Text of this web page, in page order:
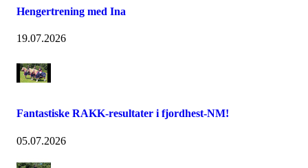
Hengertrening med Ina
19.07.2026
Fantastiske RAKK-resultater i fjordhest-NM!
05.07.2026